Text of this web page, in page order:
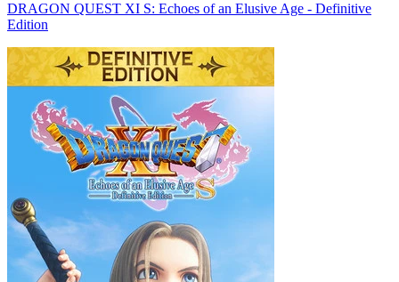
DRAGON QUEST XI S: Echoes of an Elusive Age - Definitive
Edition